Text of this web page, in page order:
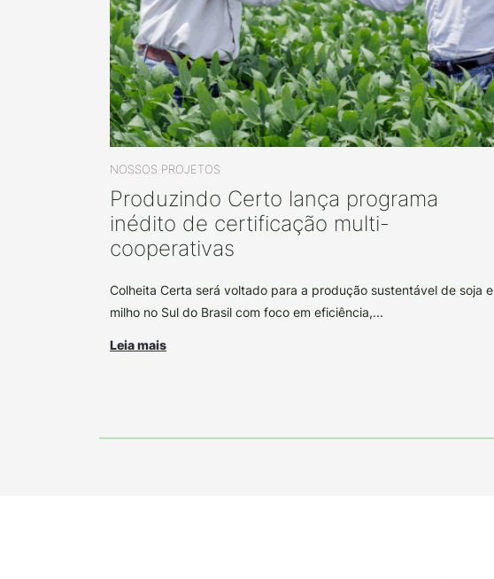
NOSSOS PROJETOS
Produzindo Certo lança programa
inédito de certificação multi-
cooperativas
Colheita Certa será voltado para a produção sustentável de soja e
milho no Sul do Brasil com foco em eficiência,...
Leia mais